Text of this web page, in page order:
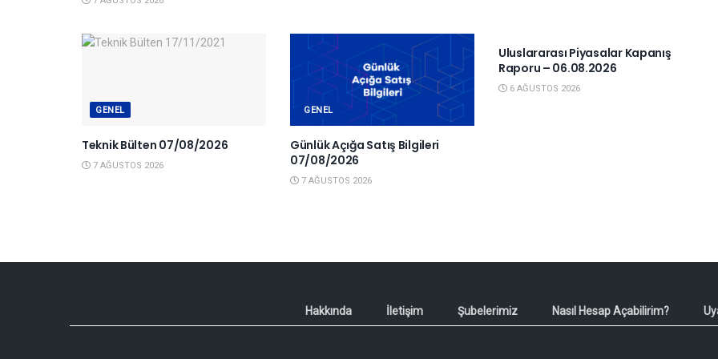
GENEL
Teknik Bülten 07/08/2026
7 AĞUSTOS 2026
GENEL
Günlük Açığa Satış Bilgileri
07/08/2026
7 AĞUSTOS 2026
Uluslararası Piyasalar Kapanış
Raporu – 06.08.2026
6 AĞUSTOS 2026
Hakkında İletişim Şubelerimiz Nasıl Hesap Açabilirim?